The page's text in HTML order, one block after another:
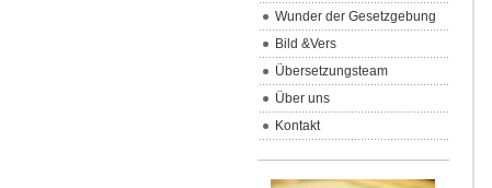
Wunder der Gesetzgebung
Bild &Vers
Übersetzungsteam
Über uns
Kontakt